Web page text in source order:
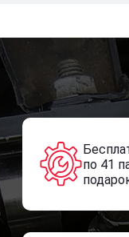
по 41